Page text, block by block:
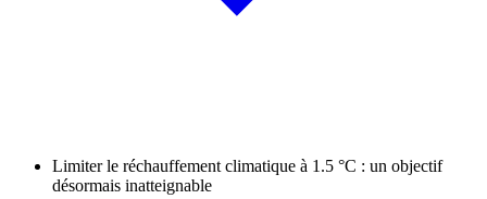
Limiter le réchauffement climatique à 1.5 °C : un objectif
désormais inatteignable